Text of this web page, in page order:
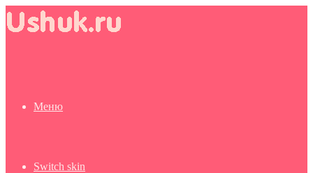
Меню
Switch skin